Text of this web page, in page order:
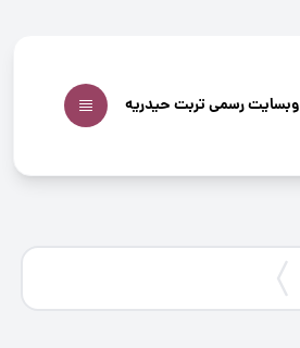
وبسایت رسمی تربت حیدریه